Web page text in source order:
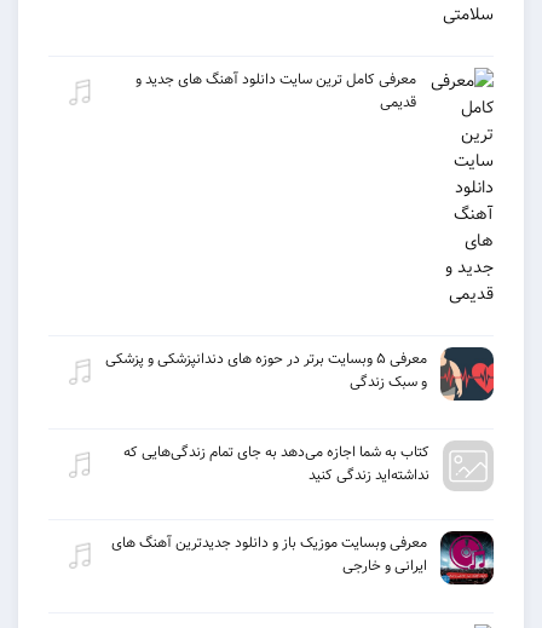
معرفی کامل ترین سایت دانلود آهنگ های جدید و
قدیمی
معرفی ۵ وبسایت برتر در حوزه های دندانپزشکی و پزشکی
و سبک زندگی
كتاب به شما اجازه می‌دهد به جای تمام زندگی‌هایی كه
نداشته‌اید زندگی كنید
معرفی وبسایت موزیک باز و دانلود جدیدترین آهنگ های
ایرانی و خارجی